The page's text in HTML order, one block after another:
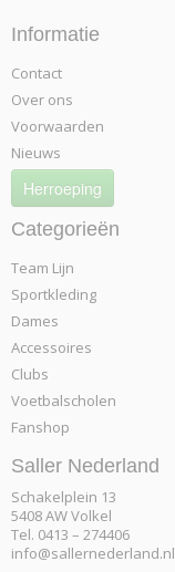
Informatie
Contact
Over ons
Voorwaarden
Nieuws
Herroeping
Categorieën
Team Lijn
Sportkleding
Dames
Accessoires
Clubs
Voetbalscholen
Fanshop
Saller Nederland
Schakelplein 13
5408 AW Volkel
Tel. 0413 – 274406
info@sallernederland.nl